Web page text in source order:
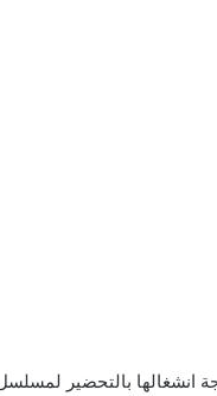
انشغالها بالتحضير